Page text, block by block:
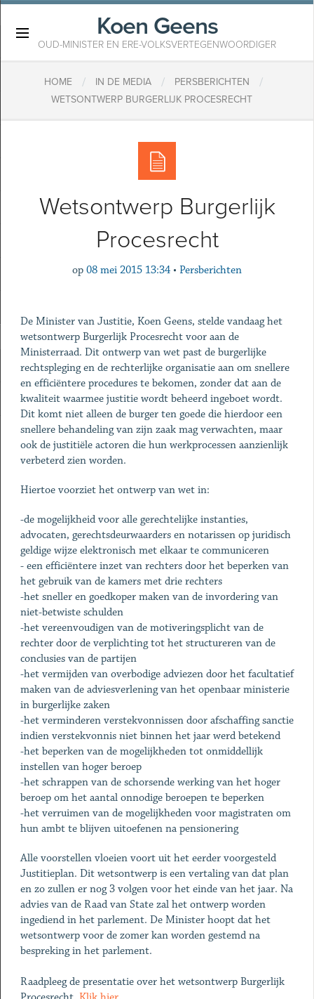
Koen Geens
OUD-MINISTER EN ERE-VOLKSVERTEGENWOORDIGER
HOME / IN DE MEDIA / PERSBERICHTEN /
WETSONTWERP BURGERLIJK PROCESRECHT
Wetsontwerp Burgerlijk
Procesrecht
op 08 mei 2015 13:34 • Persberichten
De Minister van Justitie, Koen Geens, stelde vandaag het
wetsontwerp Burgerlijk Procesrecht voor aan de
Ministerraad. Dit ontwerp van wet past de burgerlijke
rechtspleging en de rechterlijke organisatie aan om snellere
en efficiëntere procedures te bekomen, zonder dat aan de
kwaliteit waarmee justitie wordt beheerd ingeboet wordt.
Dit komt niet alleen de burger ten goede die hierdoor een
snellere behandeling van zijn zaak mag verwachten, maar
ook de justitiële actoren die hun werkprocessen aanzienlijk
verbeterd zien worden.
Hiertoe voorziet het ontwerp van wet in:
-de mogelijkheid voor alle gerechtelijke instanties,
advocaten, gerechtsdeurwaarders en notarissen op juridisch
geldige wijze elektronisch met elkaar te communiceren
- een efficiëntere inzet van rechters door het beperken van
het gebruik van de kamers met drie rechters
-het sneller en goedkoper maken van de invordering van
niet-betwiste schulden
-het vereenvoudigen van de motiveringsplicht van de
rechter door de verplichting tot het structureren van de
conclusies van de partijen
-het vermijden van overbodige adviezen door het facultatief
maken van de adviesverlening van het openbaar ministerie
in burgerlijke zaken
-het verminderen verstekvonnissen door afschaffing sanctie
indien verstekvonnis niet binnen het jaar werd betekend
-het beperken van de mogelijkheden tot onmiddellijk
instellen van hoger beroep
-het schrappen van de schorsende werking van het hoger
beroep om het aantal onnodige beroepen te beperken
-het verruimen van de mogelijkheden voor magistraten om
hun ambt te blijven uitoefenen na pensionering
Alle voorstellen vloeien voort uit het eerder voorgesteld
Justitieplan. Dit wetsontwerp is een vertaling van dat plan
en zo zullen er nog 3 volgen voor het einde van het jaar. Na
advies van de Raad van State zal het ontwerp worden
ingediend in het parlement. De Minister hoopt dat het
wetsontwerp voor de zomer kan worden gestemd na
bespreking in het parlement.
Raadpleeg de presentatie over het wetsontwerp Burgerlijk